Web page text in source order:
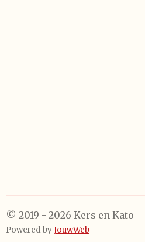
© 2019 - 2026 Kers en Kato
Powered byJouwWeb